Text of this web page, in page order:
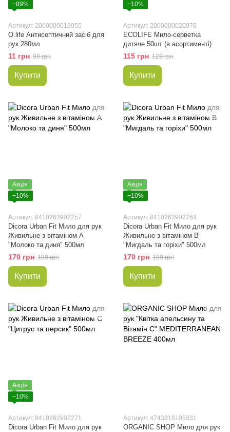
−89%
Артикул: 2000000019055
O.life Антисептичний засіб для
рук 280мл
11 грн 99 грн
Купити
−10%
Артикул: 2000000020976
ECOLIFE Мило-серветка
дитяче 50шт (в асортименті)
115 грн 128 грн
Купити
Акція
−10%
Артикул: 8410262902257
Dicora Urban Fit Мило для рук
Живильне з вітаміном А
"Молоко та диня" 500мл
170 грн 189 грн
Купити
Акція
−10%
Артикул: 8410262902264
Dicora Urban Fit Мило для рук
Живильне з вітаміном В
"Мигдаль та горіхи" 500мл
170 грн 189 грн
Купити
Акція
−10%
Артикул: 8410262902271
Dicora Urban Fit Мило для рук
Артикул: 4743318105031
ORGANIC SHOP Мило для рук